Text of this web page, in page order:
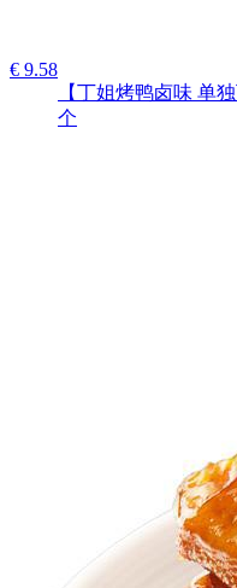
€ 9.58
【丁姐烤鸭卤味 单
个